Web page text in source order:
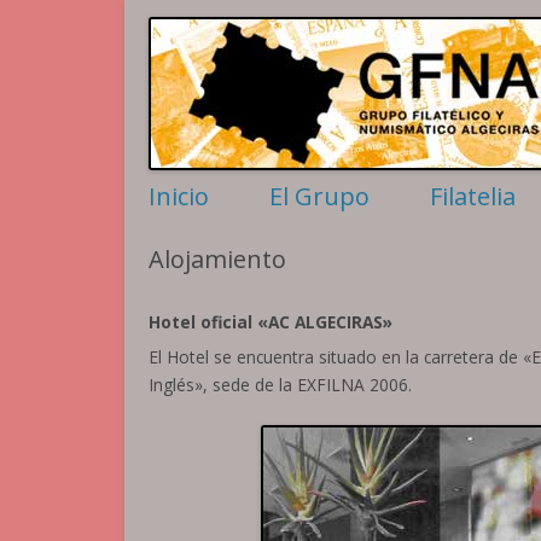
Grupo Algeciras
Filatelia y Numismática en el extremo sur de la
Inicio El Grupo
Contactar
La Conferencia
Filatelia
Rodillos
Alojamiento
Hotel oficial «AC ALGECIRAS»
El Hotel se encuentra situado en la carretera de
Inglés», sede de la EXFILNA 2006.